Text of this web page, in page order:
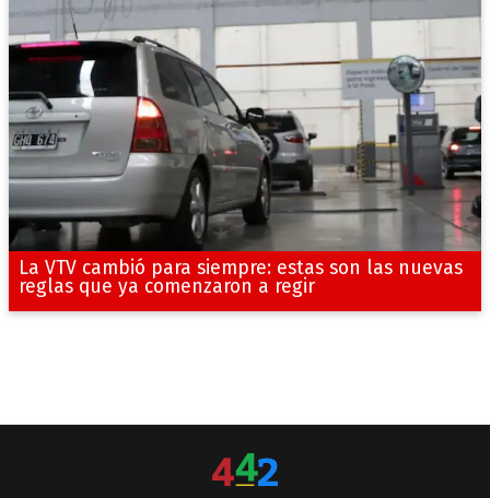
La VTV cambió para siempre: estas son las nuevas
reglas que ya comenzaron a regir